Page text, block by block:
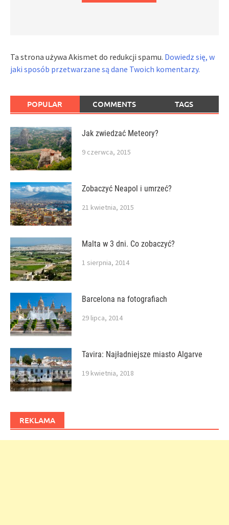
Ta strona używa Akismet do redukcji spamu. Dowiedz się, w
jaki sposób przetwarzane są dane Twoich komentarzy.
POPULAR COMMENTS TAGS
Jak zwiedzać Meteory?
9 czerwca, 2015
Zobaczyć Neapol i umrzeć?
21 kwietnia, 2015
Malta w 3 dni. Co zobaczyć?
1 sierpnia, 2014
Barcelona na fotografiach
29 lipca, 2014
Tavira: Najładniejsze miasto Algarve
19 kwietnia, 2018
REKLAMA